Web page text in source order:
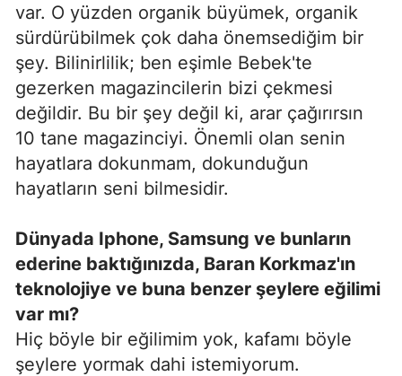
var. O yüzden organik büyümek, organik
sürdürübilmek çok daha önemsediğim bir
şey. Bilinirlilik; ben eşimle Bebek'te
gezerken magazincilerin bizi çekmesi
değildir. Bu bir şey değil ki, arar çağırırsın
10 tane magazinciyi. Önemli olan senin
hayatlara dokunmam, dokunduğun
hayatların seni bilmesidir.
Dünyada Iphone, Samsung ve bunların
ederine baktığınızda, Baran Korkmaz'ın
teknolojiye ve buna benzer şeylere eğilimi
var mı?
Hiç böyle bir eğilimim yok, kafamı böyle
şeylere yormak dahi istemiyorum.